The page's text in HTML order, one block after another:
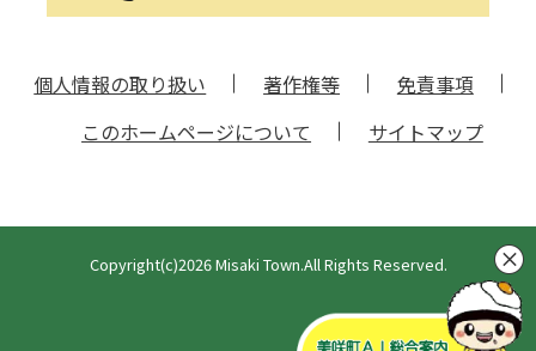
個人情報の取り扱い 著作権等
免責事項
このホームページについて
サイトマップ
Copyright(c)2026 Misaki Town.All Rights Reserved.